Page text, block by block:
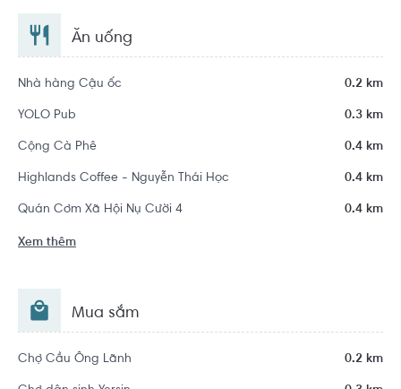
Ăn uống
Nhà hàng Cậu ốc 0.2 km
YOLO Pub 0.3 km
Cộng Cà Phê 0.4 km
Highlands Coffee - Nguyễn Thái Học 0.4 km
Quán Cơm Xã Hội Nụ Cười 4 0.4 km
Xem thêm
Mua sắm
Chợ Cầu Ông Lãnh 0.2 km